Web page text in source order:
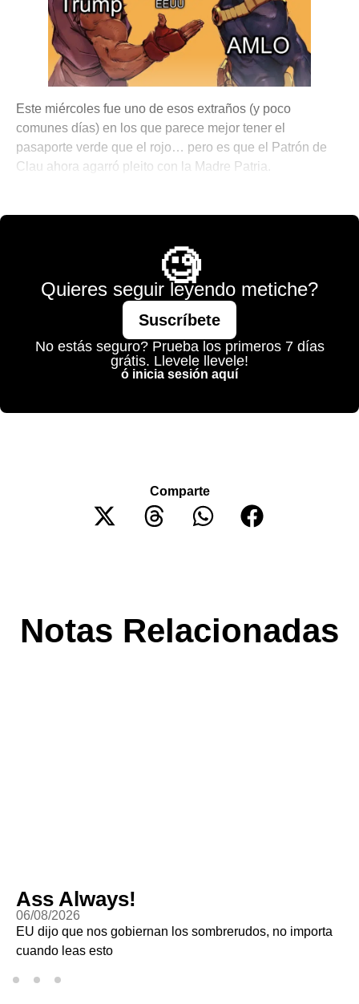
Este miércoles fue uno de esos extraños (y poco
comunes días) en los que parece mejor tener el
pasaporte verde que el rojo… pero es que el Patrón de
Clau ahora agarró pleito con la Madre Patria.
🧐
Quieres seguir leyendo metiche?
Suscríbete
No estás seguro? Prueba los primeros 7 días
grátis. Llevele llevele!
ó inicia sesión aquí
Comparte
Notas Relacionadas
Always!
que nos gobiernan los sombrerudos, no importa
leas esto
Los